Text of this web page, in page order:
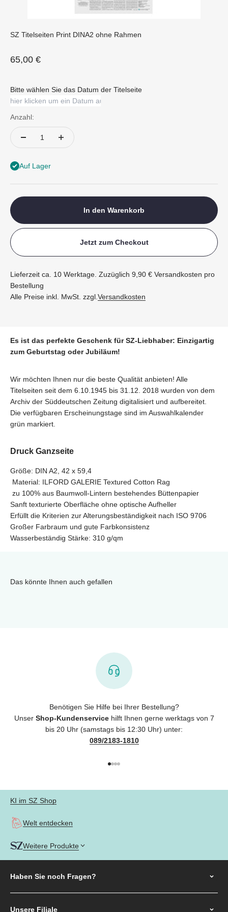
SZ Titelseiten Print DINA2 ohne Rahmen
Angebot
65,00 €
Bitte wählen Sie das Datum der Titelseite
Anzahl:
Auf Lager
In den Warenkorb
Jetzt zum Checkout
Lieferzeit ca. 10 Werktage. Zuzüglich 9,90 € Versandkosten pro
Bestellung
Alle Preise inkl. MwSt. zzgl.Versandkosten
Es ist das perfekte Geschenk für SZ-Liebhaber: Einzigartig
zum Geburtstag oder Jubiläum!
Wir möchten Ihnen nur die beste Qualität anbieten! Alle
Titelseiten seit dem 6.10.1945 bis 31.12. 2018 wurden von dem
Archiv der Süddeutschen Zeitung digitalisiert und aufbereitet.
Die verfügbaren Erscheinungstage sind im Auswahlkalender
grün markiert.
Druck Ganzseite
Größe: DIN A2, 42 x 59,4
Material: ILFORD GALERIE Textured Cotton Rag
zu 100% aus Baumwoll-Lintern bestehendes Büttenpapier
Sanft texturierte Oberfläche ohne optische Aufheller
Erfüllt die Kriterien zur Alterungsbeständigkeit nach ISO 9706
Großer Farbraum und gute Farbkonsistenz
Wasserbeständig Stärke: 310 g/qm
Das könnte Ihnen auch gefallen
Benötigen Sie Hilfe bei Ihrer Bestellung?
Unser Shop-Kundenservicehilft Ihnen gerne werktags von 7
bis 20 Uhr (samstags bis 12:30 Uhr) unter:
089/2183-1810
KI im SZ Shop
Welt entdecken
Weitere Produkte
Haben Sie noch Fragen?
Unsere Filiale